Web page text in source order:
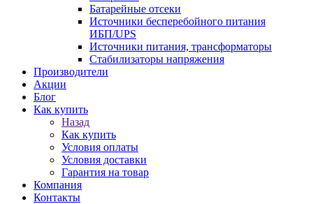
Батарейные отсеки
Источники бесперебойного питания
ИБП/UPS
Источники питания, трансформаторы
Стабилизаторы напряжения
Производители
Акции
Блог
Как купить
Назад
Как купить
Условия оплаты
Условия доставки
Гарантия на товар
Компания
Контакты